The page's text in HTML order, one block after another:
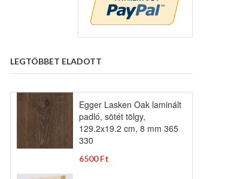
LEGTÖBBET ELADOTT
Egger Lasken Oak laminált
padló, sötét tölgy,
129.2x19.2 cm, 8 mm 365
330
6500 Ft